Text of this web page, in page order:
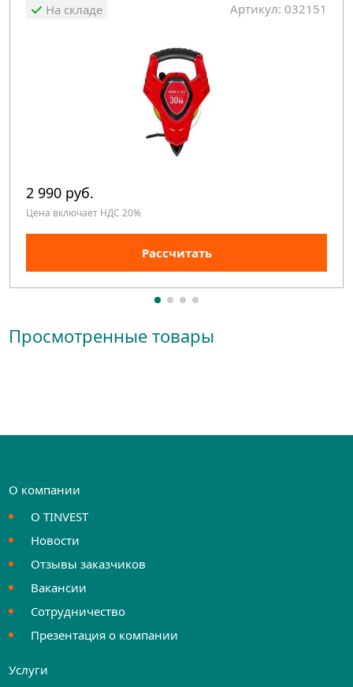
На складе Артикул: 032151
2 990 руб.
Цена включает НДС 20%
Рассчитать
Просмотренные товары
О компании
О TINVEST
Новости
Отзывы заказчиков
Вакансии
Сотрудничество
Презентация о компании
Услуги